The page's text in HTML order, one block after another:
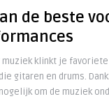
de beste
muziek klinkt je
gitaren en drums.
om de muziek